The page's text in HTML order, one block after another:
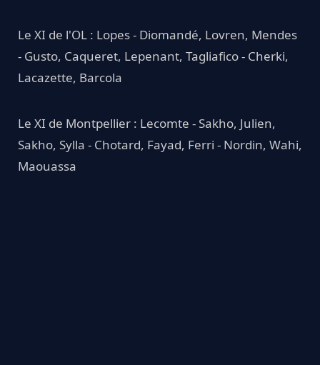
Le XI de l'OL : Lopes - Diomandé, Lovren, Mendes
- Gusto, Caqueret, Lepenant, Tagliafico - Cherki,
Lacazette, Barcola
Le XI de Montpellier : Lecomte - Sakho, Julien,
Sakho, Sylla - Chotard, Fayad, Ferri - Nordin, Wahi,
Maouassa